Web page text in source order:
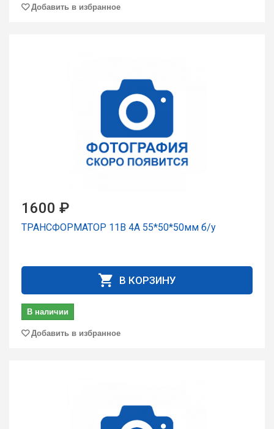
Добавить в избранное
1600 ₽
ТРАНСФОРМАТОР 11В 4А 55*50*50мм б/у
В КОРЗИНУ
В наличии
Добавить в избранное